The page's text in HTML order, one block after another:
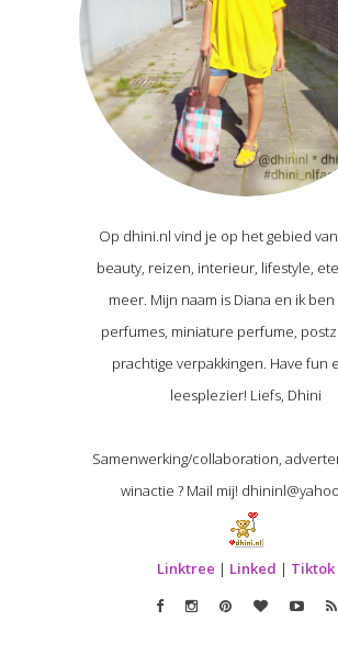
Op dhini.nl vind je op het gebied
beauty, reizen, interieur, lifestyle,
meer. Mijn naam is Diana en ik
perfumes, miniature perfume,
prachtige verpakkingen. Have fun
leesplezier! Liefs, Dhini
Samenwerking/collaboration,
winactie ? Mail mij!
Linktree | Linked | Tiktok